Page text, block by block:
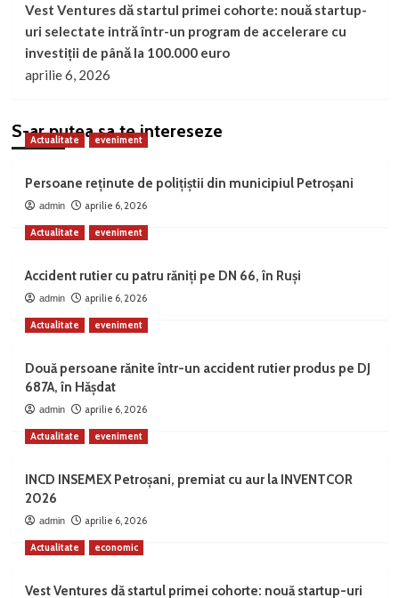
Vest Ventures dă startul primei cohorte: nouă startup-
uri selectate intră într-un program de accelerare cu
investiții de până la 100.000 euro
aprilie 6, 2026
S-ar putea sa te intereseze
Actualitate eveniment
Persoane reținute de polițiștii din municipiul Petroșani
admin aprilie 6, 2026
Actualitate eveniment
Accident rutier cu patru răniți pe DN 66, în Ruși
admin aprilie 6, 2026
Actualitate eveniment
Două persoane rănite într-un accident rutier produs pe DJ
687A, în Hășdat
admin aprilie 6, 2026
Actualitate eveniment
INCD INSEMEX Petroșani, premiat cu aur la INVENTCOR
2026
admin aprilie 6, 2026
Actualitate economic
Vest Ventures dă startul primei cohorte: nouă startup-uri